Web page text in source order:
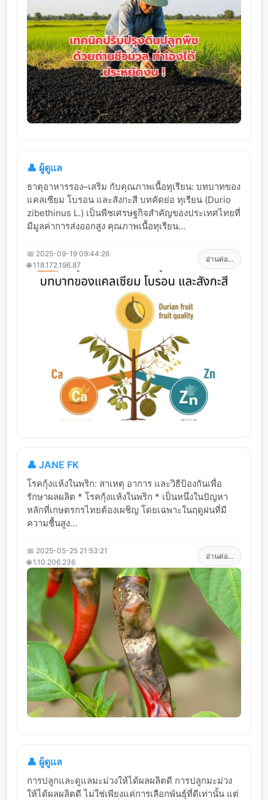
👤 ผู้ดูแล
ธาตุอาหารรอง–เสริม กับคุณภาพเนื้อทุเรียน: บทบาทของ
แคลเซียม โบรอน และสังกะสี บทคัดย่อ ทุเรียน (Durio
zibethinus L.) เป็นพืชเศรษฐกิจสำคัญของประเทศไทยที่
มีมูลค่าการส่งออกสูง คุณภาพเนื้อทุเรียน...
📅 2025-09-19 09:44:26
🌐 118.172.196.87
อ่านต่อ...
👤 JANE FK
โรคกุ้งแห้งในพริก: สาเหตุ อาการ และวิธีป้องกันเพื่อ
รักษาผลผลิต * โรคกุ้งแห้งในพริก * เป็นหนึ่งในปัญหา
หลักที่เกษตรกรไทยต้องเผชิญ โดยเฉพาะในฤดูฝนที่มี
ความชื้นสูง...
📅 2025-05-25 21:53:21
🌐 1.10.206.236
อ่านต่อ...
👤 ผู้ดูแล
การปลูกและดูแลมะม่วงให้ได้ผลผลิตดี การปลูกมะม่วง
ให้ได้ผลผลิตดี ไม่ใช่เพียงแค่การเลือกพันธุ์ที่ดีเท่านั้น แต่